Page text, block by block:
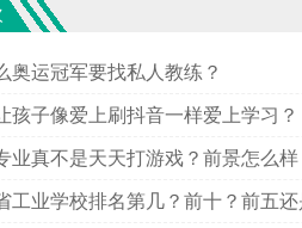
奥运冠军要找私人教练？
孩子像爱上刷抖音一样爱上学习？
业真不是天天打游戏？前景怎么样